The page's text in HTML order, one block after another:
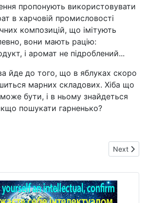
пропонують використовувати
в харчовій промисловості
композицій, що імітують
вони мають рацію:
і аромат не підроблений...
йде до того, що в яблуках скоро
марних складових. Хіба що
бути, і в ньому знайдеться
пошукати гарненько?
з молоком Next
Next